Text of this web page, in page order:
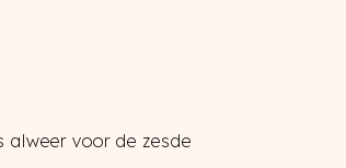
voor de zesde